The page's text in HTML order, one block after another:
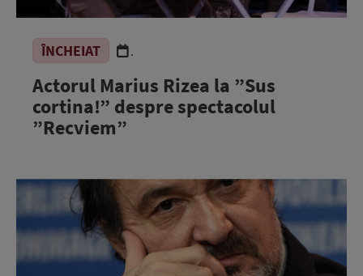
ÎNCHEIAT .
Actorul Marius Rizea la ”Sus
cortina!” despre spectacolul
”Recviem”